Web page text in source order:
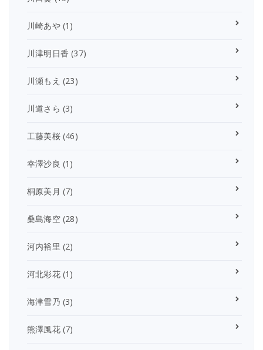
川崎あや(1)
川津明日香 (37)
川瀬もえ (23)
川道さら (3)
工藤美桜(46)
幸澤沙良 (1)
桐原美月 (7)
桑島海空(28)
河内裕里 (2)
河北彩花(1)
海津雪乃 (3)
熊澤風花(7)